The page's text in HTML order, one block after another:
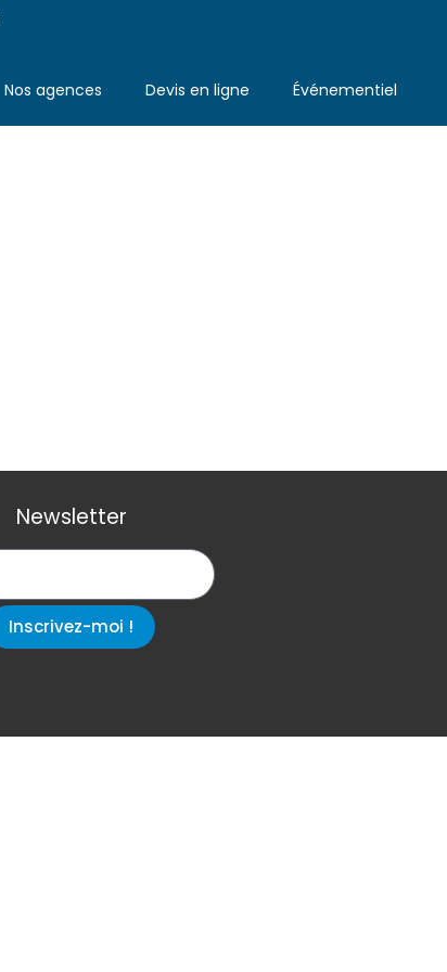
Nos agences Devis en ligne Événementiel
Newsletter
Inscrivez-moi !